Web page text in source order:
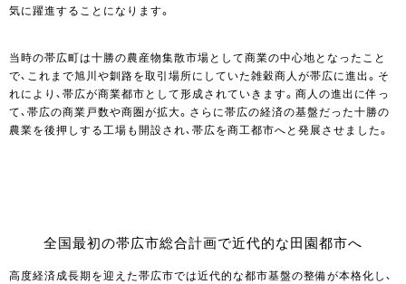
気に躍進することになります。
当時の帯広町は十勝の農産物集散市場として商業の中心地となったこと
で、これまで旭川や釧路を取引場所にしていた雑穀商人が帯広に進出。そ
れにより、帯広が商業都市として形成されていきます。商人の進出に伴っ
て、帯広の商業戸数や商圏が拡大。さらに帯広の経済の基盤だった十勝の
農業を後押しする工場も開設され、帯広を商工都市へと発展させました。
全国最初の帯広市総合計画で近代的な田園都市へ
高度経済成長期を迎えた帯広市では近代的な都市基盤の整備が本格化し、